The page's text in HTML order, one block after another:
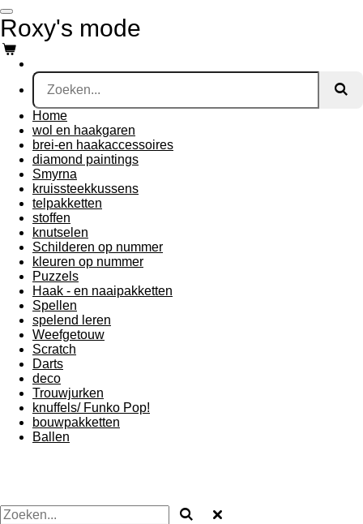
Ga
direct
naar
de
hoofdinhoud
Roxy's mode
Home
wol en haakgaren
brei-en haakaccessoires
diamond paintings
Smyrna
kruissteekkussens
telpakketten
stoffen
knutselen
Schilderen op nummer
kleuren op nummer
Puzzels
Haak - en naaipakketten
Spellen
spelend leren
Weefgetouw
Scratch
Darts
deco
Trouwjurken
knuffels/ Funko Pop!
bouwpakketten
Ballen